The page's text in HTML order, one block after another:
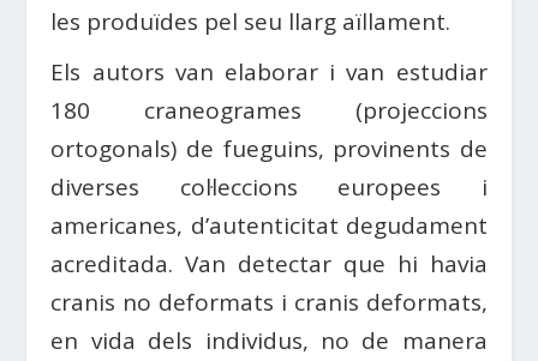
les produïdes pel seu llarg aïllament.
Els autors van elaborar i van estudiar
180 craneogrames (projeccions
ortogonals) de fueguins, provinents de
diverses col·leccions europees i
americanes, d’autenticitat degudament
acreditada. Van detectar que hi havia
cranis no deformats i cranis deformats,
en vida dels individus, no de manera